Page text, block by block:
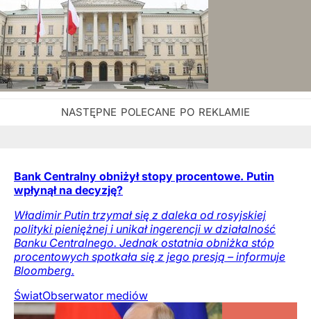
Bank Centralny obniżył stopy procentowe. Putin
wpłynął na decyzję?
Władimir Putin trzymał się z daleka od rosyjskiej
polityki pieniężnej i unikał ingerencji w działalność
Banku Centralnego. Jednak ostatnia obniżka stóp
procentowych spotkała się z jego presją – informuje
Bloomberg.
ŚwiatObserwator mediów